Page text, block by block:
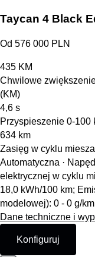
Taycan 4 Black
Od 576 000 PLN
435 KM
Chwilowe
(KM)
4,6 s
Przyspieszenie 0-100
634 km
Zasięg w cyklu
Automatyczna ·
elektrycznej w cyklu
18,0 kWh/100 km;
modelowej): 0 - 0 g/
Dane techniczne i
Konfiguruj